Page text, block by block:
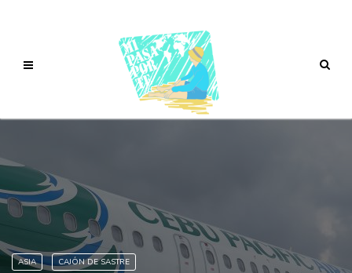
ASIA CAJÓN DE SASTRE